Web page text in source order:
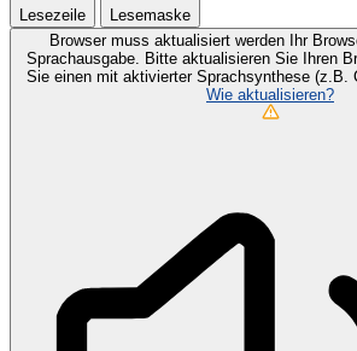
Lesezeile
Lesemaske
Browser muss aktualisiert werden
Ihr
Sprachausgabe. Bitte aktualisieren Sie Ihren
Sie einen mit aktivierter Sprachsynthese (z.B.
Wie aktualisieren?